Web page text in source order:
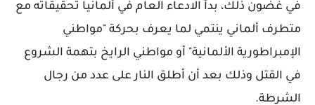
في غضون ذلك، بدأ الادعاء العام في ألمانيا تحقيقاته مع
متطرف ألماني ينتمي لما يعرف بحركة "مواطني
الإمبراطورية الألمانية" أو مواطني الرايخ بتهمة الشروع
في القتل وذلك بعد أن أطلق النار على عدد من رجال
الشرطة.